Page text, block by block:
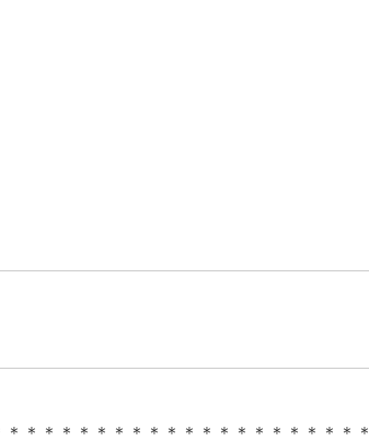
＊＊＊＊＊＊＊＊＊＊＊＊＊＊＊＊＊＊＊＊